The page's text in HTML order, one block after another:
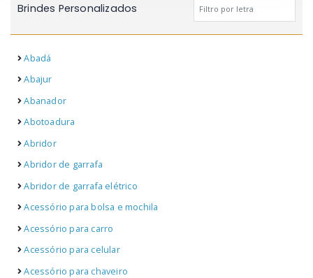
Brindes Personalizados
Abadá
Abajur
Abanador
Abotoadura
Abridor
Abridor de garrafa
Abridor de garrafa elétrico
Acessório para bolsa e mochila
Acessório para carro
Acessório para celular
Acessório para chaveiro